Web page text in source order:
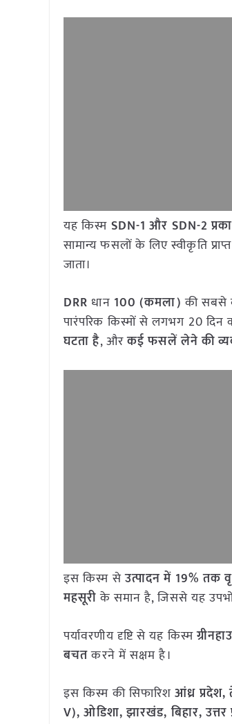
यह किस्म SDN-1 और SDN-2
सामान्य फसलों के लिए स्वीकृति
जाता।
DRRधान 100 (कमला) की सबसे
पारंपरिक किस्मों से लगभग 20
घटता है, औरकई फसलें लेने की
इस किस्म सेउत्पादन में 19% तक
महसूरीके समान है, जिससे यह
पर्यावरणीय दृष्टि से यह किस्म
बचतकरने में सक्षम है।
इस किस्म की सिफारिशआंध्र प्रदेश,
V), ओडिशा, झारखंड, बिहार,